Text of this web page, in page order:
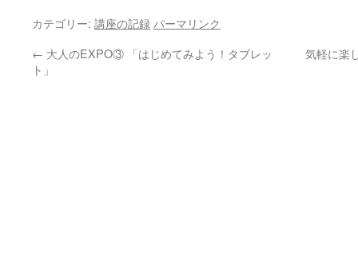
カテゴリー: 講座の記録 パーマリンク
← 大人のEXPO③ 「はじめてみよう！タブレッ
ト」
気軽に楽